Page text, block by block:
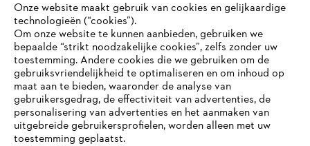
Bedrijf
Onze website maakt gebruik van cookies en gelijkaardige
technologieën (“cookies”).
Om onze website te kunnen aanbieden, gebruiken we
bepaalde “strikt noodzakelijke cookies”, zelfs zonder uw
toestemming. Andere cookies die we gebruiken om de
gebruiksvriendelijkheid te optimaliseren en om inhoud op
maat aan te bieden, waaronder de analyse van
gebruikersgedrag, de effectiviteit van advertenties, de
personalisering van advertenties en het aanmaken van
uitgebreide gebruikersprofielen, worden alleen met uw
toestemming geplaatst.